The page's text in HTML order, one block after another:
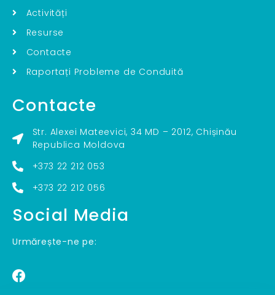
Activități
Resurse
Contacte
Raportați Probleme de Conduită
Contacte
Str. Alexei Mateevici, 34 MD – 2012, Chișinău
Republica Moldova
+373 22 212 053
+373 22 212 056
Social Media
Urmărește-ne pe: